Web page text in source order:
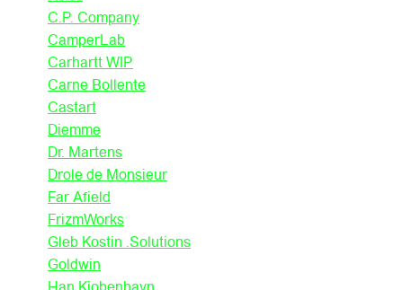
C.P. Company
CamperLab
Carhartt WIP
Carne Bollente
Castart
Diemme
Dr. Martens
Drole de Monsieur
Far Afield
FrizmWorks
Gleb Kostin .Solutions
Goldwin